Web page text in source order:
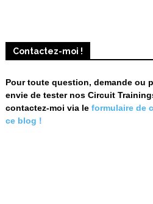
Contactez-moi !
Pour toute question, demande ou
envie de tester nos Circuit
contactez-moi via le formulaire de
ce blog !